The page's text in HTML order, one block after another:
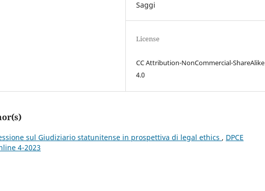
Saggi
License
CC Attribution-NonCommercial-ShareAlike
4.0
sul Giudiziario statunitense in prospettiva di legal ethics , DPCE
4-2023